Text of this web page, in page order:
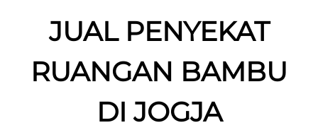
JUAL PENYEKAT
RUANGAN BAMBU
DI JOGJA